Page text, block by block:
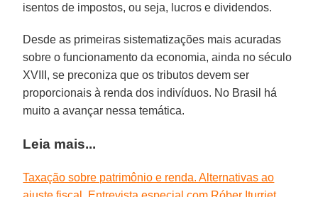
isentos de impostos, ou seja, lucros e dividendos.
Desde as primeiras sistematizações mais acuradas
sobre o funcionamento da economia, ainda no século
XVIII, se preconiza que os tributos devem ser
proporcionais à renda dos indivíduos. No Brasil há
muito a avançar nessa temática.
Leia mais...
Taxação sobre patrimônio e renda. Alternativas ao